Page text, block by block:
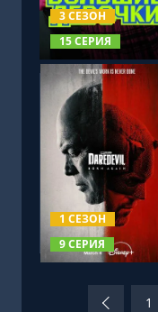
3 СЕЗОН
15 СЕРИЯ
1 СЕЗОН
9 СЕРИЯ
СМОТРЕТЬ ОНЛАЙН
1